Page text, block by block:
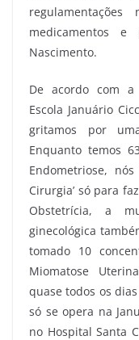
medicamentos e
Nascimento.
De acordo com
Escola Januário
gritamos por
Enquanto temos
Endometriose,
Cirurgia’ só para
Obstetrícia, a
ginecológica
tomado 10
Miomatose
quase todos os
só se opera na
no Hospital Santa